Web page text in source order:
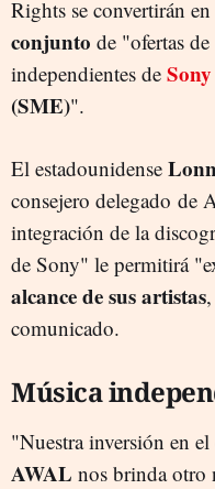
Rights se convertirán
conjunto de "ofertas
independientes de
(SME)".
El estadounidense
consejero delegado de
integración de la
de Sony" le permitirá
alcance de sus artistas
comunicado.
Música
"Nuestra inversión en el
AWAL nos brinda otro